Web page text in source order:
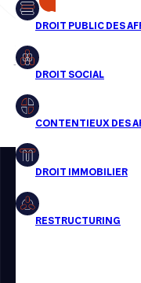
Droit public des affaires
Droit social
Droit immobilier
Restructuring
jour
Aucun résultats pour cette